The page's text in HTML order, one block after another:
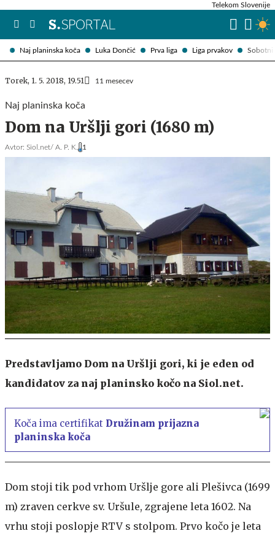
Naj planinska koča Luka Dončić Prva liga Liga prvakov Sobotni
Telekom Slovenije
Torek, 1. 5. 2018, 19.51 11 mesecev
Naj planinska koča
Dom na Uršlji gori (1680 m)
Avtor: Siol.net/ A. P. K. 1
Predstavljamo Dom na Uršlji gori, ki je eden od
kandidatov za naj planinsko kočo na Siol.net.
Koča ima certifikat Družinam prijazna
planinska koča
Dom stoji tik pod vrhom Uršlje gore ali Plešivca (1699
m) zraven cerkve sv. Uršule, zgrajene leta 1602. Na
vrhu stoji poslopje RTV s stolpom. Prvo kočo je leta